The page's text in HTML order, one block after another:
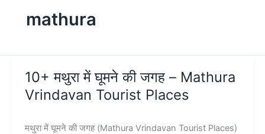
mathura
10+ मथुरा में घूमने की जगह – Mathura
Vrindavan Tourist Places
मथुरा में घूमने की जगह (Mathura Vrindavan Tourist Places)